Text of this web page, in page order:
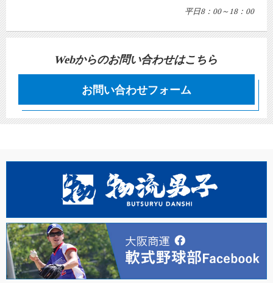
平日8：00～18：00
Webからのお問い合わせはこちら
お問い合わせフォーム